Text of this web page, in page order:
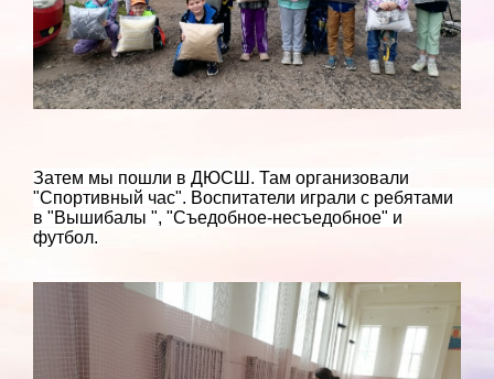
Затем мы пошли в ДЮСШ. Там организовали
"Спортивный час". Воспитатели играли с ребятами
в "Вышибалы ", "Съедобное-несъедобное" и
футбол.